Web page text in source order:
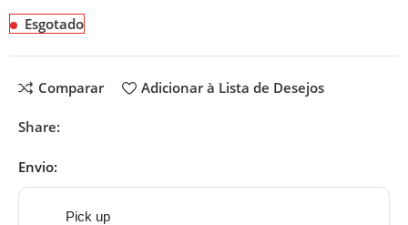
Esgotado
Comparar Adicionar à Lista de Desejos
Share:
Envio:
Pick up